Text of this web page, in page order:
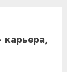
карьера,